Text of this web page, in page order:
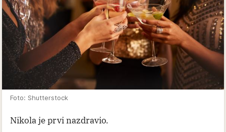
Foto: Shutterstock
Nikola je prvi nazdravio.